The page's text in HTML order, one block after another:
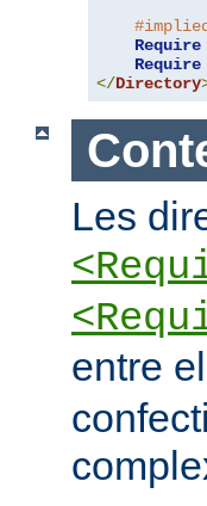
Require
Require
</Directory
Les
entre